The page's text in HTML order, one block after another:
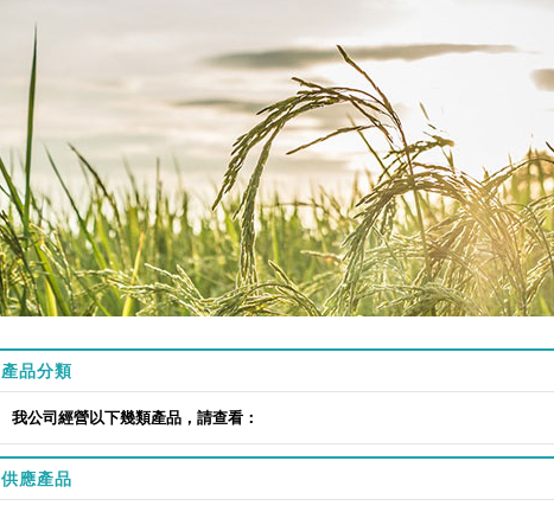
產品分類
我公司經營以下幾類產品，請查看：
供應產品